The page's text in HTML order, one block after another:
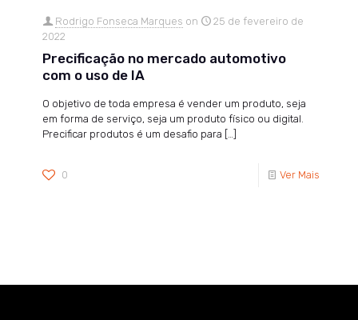
Rodrigo Fonseca Marques on
25 de fevereiro de
2022
Precificação no mercado automotivo
com o uso de IA
O objetivo de toda empresa é vender um produto, seja
em forma de serviço, seja um produto físico ou digital.
Precificar produtos é um desafio para […]
0 Ver Mais